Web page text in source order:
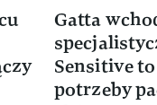
Gatta
Sensitive
potrzeby